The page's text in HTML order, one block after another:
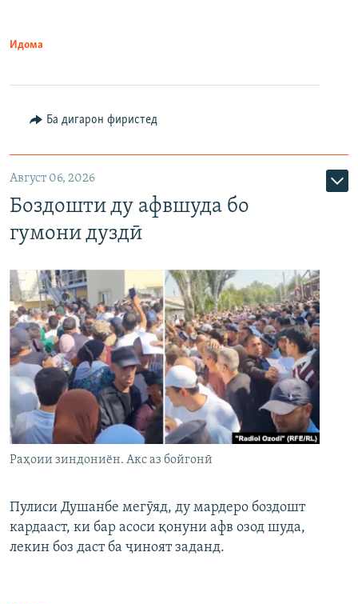
Идома
Ба дигарон фиристед
Август 06, 2026
Боздошти ду афвшуда бо
гумони дуздӣ
Раҳоии зиндониён. Акс аз бойгонӣ
Пулиси Душанбе мегӯяд, ду мардеро боздошт
кардааст, ки бар асоси қонуни афв озод шуда,
лекин боз даст ба ҷиноят заданд.